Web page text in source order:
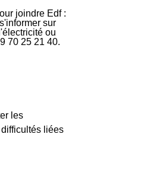
joindre Edf :
sur
ou
70 25 21 40.
les
liées